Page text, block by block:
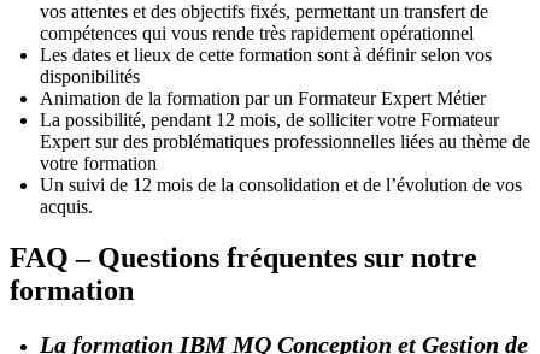
vos attentes et des objectifs fixés, permettant un transfert de
compétences qui vous rende très rapidement opérationnel
Les dates et lieux de cette formation sont à définir selon vos
disponibilités
Animation de la formation par un Formateur Expert Métier
La possibilité, pendant 12 mois, de solliciter votre Formateur
Expert sur des problématiques professionnelles liées au thème de
votre formation
Un suivi de 12 mois de la consolidation et de l’évolution de vos
acquis.
FAQ – Questions fréquentes sur notre
formation
La formation IBM MQ Conception et Gestion de